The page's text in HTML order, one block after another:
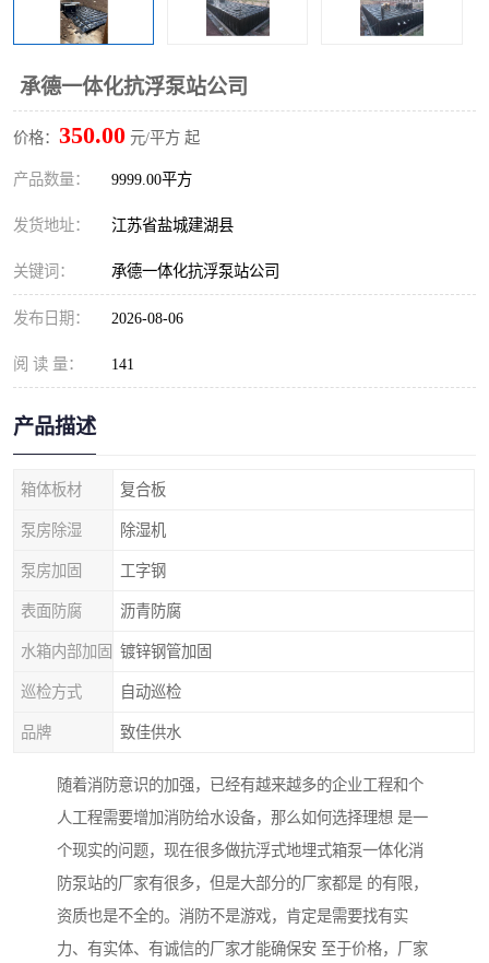
承德一体化抗浮泵站公司
价格： 350.00 元/平方 起
产品数量： 9999.00平方
发货地址： 江苏省盐城建湖县
关键词： 承德一体化抗浮泵站公司
发布日期： 2026-08-06
阅 读 量： 141
产品描述
箱体板材 复合板
泵房除湿 除湿机
泵房加固 工字钢
表面防腐 沥青防腐
水箱内部加固 镀锌钢管加固
巡检方式 自动巡检
品牌 致佳供水
随着消防意识的加强，已经有越来越多的企业工程和个
人工程需要增加消防给水设备，那么如何选择理想 是一
个现实的问题，现在很多做抗浮式地埋式箱泵一体化消
防泵站的厂家有很多，但是大部分的厂家都是 的有限，
资质也是不全的。消防不是游戏，肯定是需要找有实
力、有实体、有诚信的厂家才能确保安 至于价格，厂家